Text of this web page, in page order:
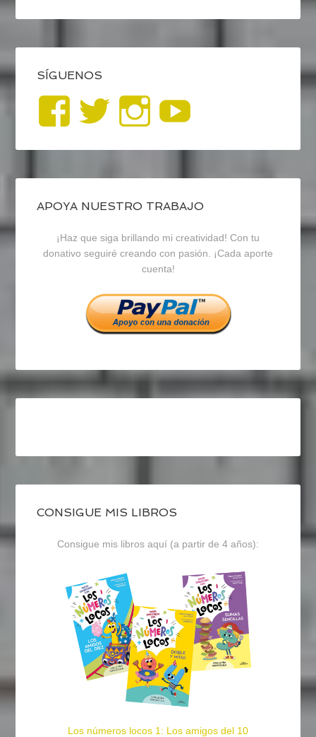
SÍGUENOS
Ver
perfil
de
blogrecursosep
en
Facebook
Ver
perfil
de
recursosep
en
Twitter
Ver
perfil
de
recursosep
en
Instagram
APOYA NUESTRO TRABAJO
¡Haz que siga brillando mi creatividad! Con tu
donativo seguiré creando con pasión. ¡Cada aporte
cuenta!
CONSIGUE MIS LIBROS
Consigue mis libros aquí (a partir de 4 años):
Los números locos 1: Los amigos del 10